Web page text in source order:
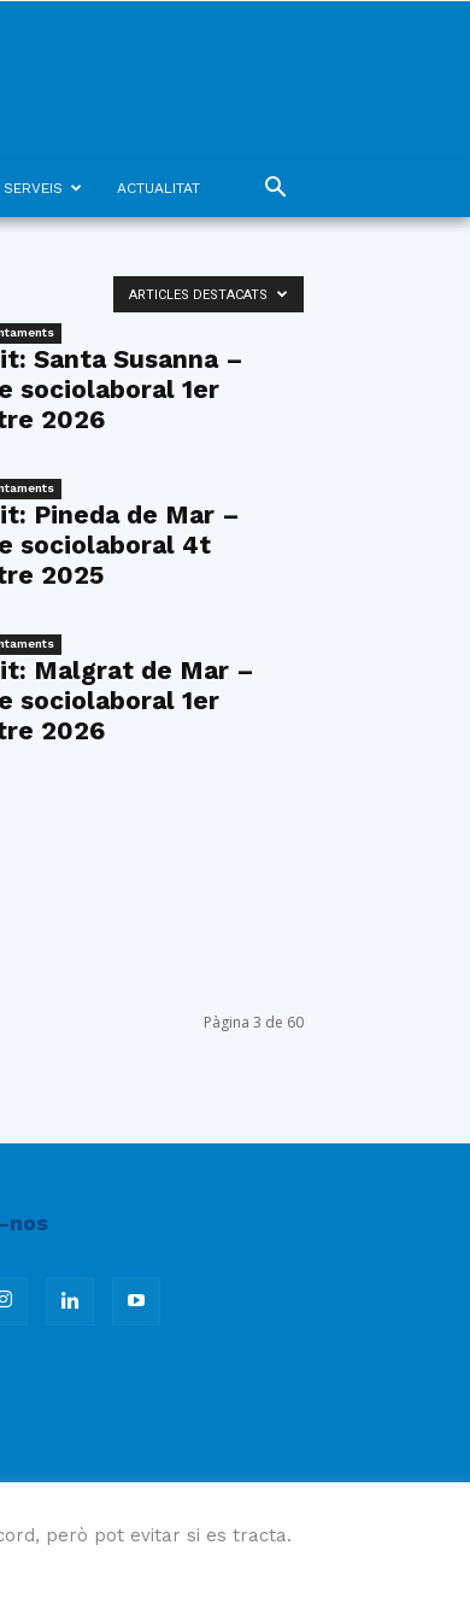
SERVEIS ACTUALITAT
ARTICLES DESTACATS
Santa Susanna –
sociolaboral 1er
2026
Pineda de Mar –
sociolaboral 4t
2025
Malgrat de Mar –
sociolaboral 1er
2026
Pàgina 3 de 60
nos
però pot evitar si es tracta.